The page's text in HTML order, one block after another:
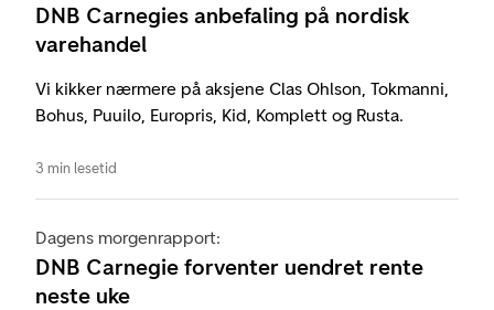
DNB Carnegies anbefaling på nordisk
varehandel
Vi kikker nærmere på aksjene Clas Ohlson, Tokmanni,
Bohus, Puuilo, Europris, Kid, Komplett og Rusta.
3 min lesetid
Dagens morgenrapport:
DNB Carnegie forventer uendret rente
neste uke